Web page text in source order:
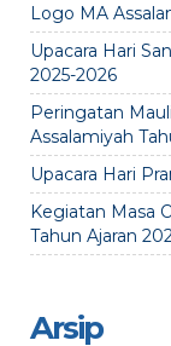
Logo MA
Upacara Hari
2025-2026
Peringatan
Assalamiyah
Upacara Hari
Kegiatan Masa
Tahun Ajaran
Arsip